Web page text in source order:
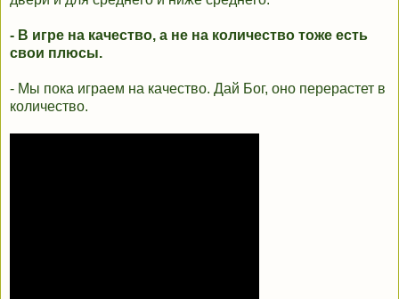
- В игре на качество, а не на количество тоже есть
свои плюсы.
- Мы пока играем на качество. Дай Бог, оно перерастет в
количество.